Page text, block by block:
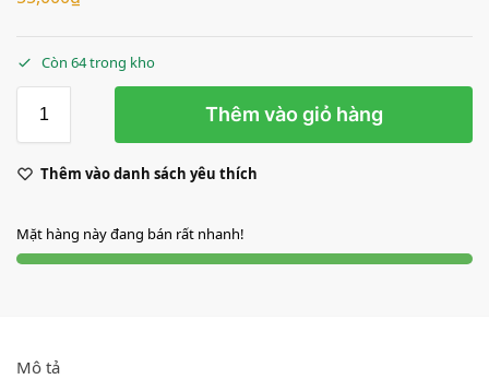
Còn 64 trong kho
Thêm vào giỏ hàng
Thêm vào danh sách yêu thích
Mặt hàng này đang bán rất nhanh!
Mô tả